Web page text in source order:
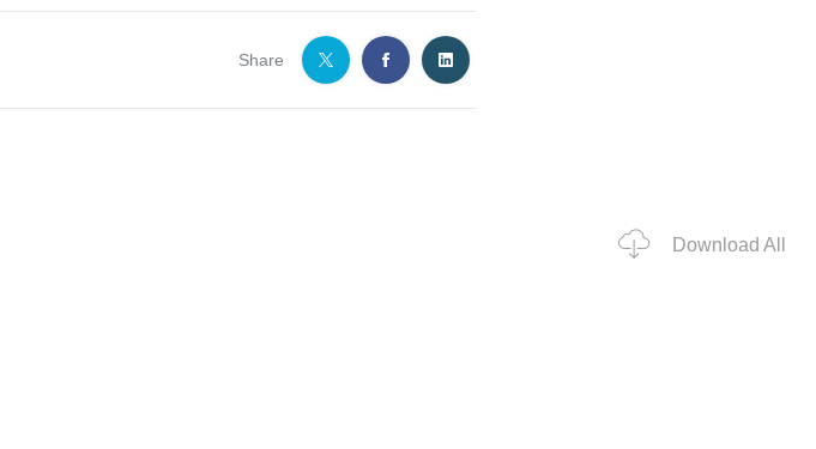
Share
Download All